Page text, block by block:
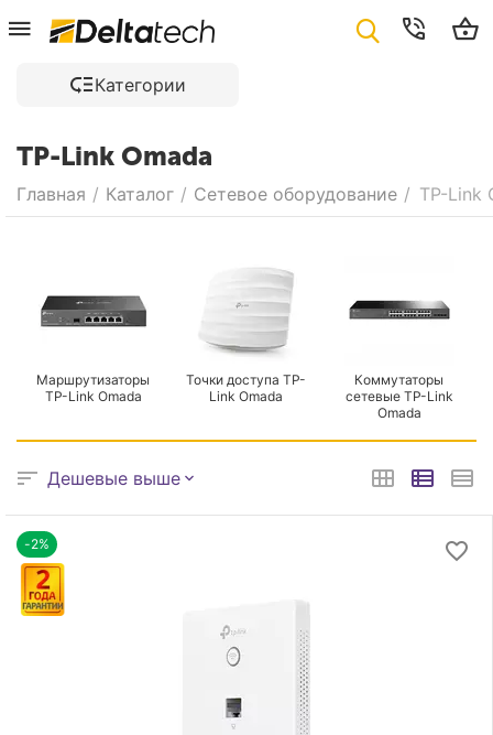
Категории
TP-Link Omada
Главная / Каталог / Сетевое оборудование / TP-Link
Маршрутизаторы
TP-Link Omada
Точки доступа TP-
Link Omada
Коммутаторы
сетевые TP-Link
Omada
Дешевые выше
-2%